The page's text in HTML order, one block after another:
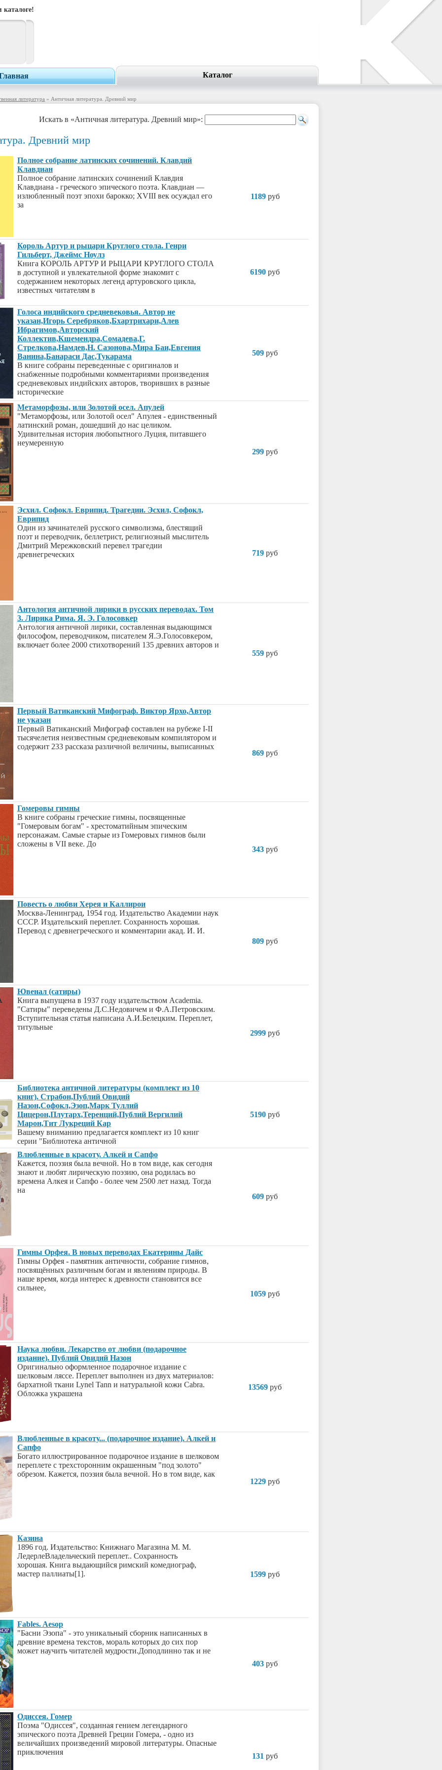
Каталог
литература » Античная литература. Древний мир
Искать в «Античная литература. Древний мир»:
Древний мир
Полное собрание латинских сочинений. Клавдий
Клавдиан
Полное собрание латинских сочинений Клавдия
Клавдиана - греческого эпического поэта. Клавдиан —
излюбленный поэт эпохи барокко; XVIII век осуждал его
за
1189руб
Король Артур и рыцари Круглого стола. Генри
Гильберт, Джеймс Ноулз
Книга КОРОЛЬ АРТУР И РЫЦАРИ КРУГЛОГО СТОЛА
в доступной и увлекательной форме знакомит с
содержанием некоторых легенд артуровского цикла,
известных читателям в
6190 руб
Голоса индийского средневековья. Автор не
указан,Игорь Серебряков,Бхартрихари,Алев
Ибрагимов,Авторский
Коллектив,Кшемендра,Сомадева,Г.
Стрелкова,Намдев,Н. Сазонова,Мира Баи,Евгения
Ванина,Банараси Дас,Тукарама
В книге собраны переведенные с оригиналов и
снабженные подробными комментариями произведения
средневековых индийских авторов, творивших в разные
исторические
509 руб
Метаморфозы, или Золотой осел. Апулей
"Метаморфозы, или Золотой осел" Апулея - единственный
латинский роман, дошедший до нас целиком.
Удивительная история любопытного Луция, питавшего
неумеренную
299 руб
Эсхил. Софокл. Еврипид. Трагедии. Эсхил, Софокл,
Еврипид
Один из зачинателей русского символизма, блестящий
поэт и переводчик, беллетрист, религиозный мыслитель
Дмитрий Мережковский перевел трагедии
древнегреческих
719 руб
Антология античной лирики в русских переводах. Том
3. Лирика Рима. Я. Э. Голосовкер
Антология античной лирики, составленная выдающимся
философом, переводчиком, писателем Я.Э.Голосовкером,
включает более 2000 стихотворений 135 древних авторов и
559 руб
Первый Ватиканский Мифограф. Виктор Ярхо,Автор
не указан
Первый Ватиканский Мифограф составлен на рубеже I-II
тысячелетия неизвестным средневековым компилятором и
содержит 233 рассказа различной величины, выписанных
869 руб
Гомеровы гимны
В книге собраны греческие гимны, посвященные
"Гомеровым богам" - хрестоматийным эпическим
персонажам. Самые старые из Гомеровых гимнов были
сложены в VII веке. До
343 руб
Повесть о любви Херея и Каллирои
Москва-Ленинград, 1954 год. Издательство Академии наук
СССР. Издательский переплет. Сохранность хорошая.
Перевод с древнегреческого и комментарии акад. И. И.
809 руб
Ювенал (сатиры)
Книга выпущена в 1937 году издательством Academia.
"Сатиры" переведены Д.С.Недовичем и Ф.А.Петровским.
Вступительная статья написана А.И.Белецким. Переплет,
титульные
2999 руб
Библиотека античной литературы (комплект из 10
книг). Страбон,Публий Овидий
Назон,Софокл,Эзоп,Марк Туллий
Цицерон,Плутарх,Теренций,Публий Вергилий
Марон,Тит Лукреций Кар
Вашему вниманию предлагается комплект из 10 книг
серии "Библиотека античной
5190 руб
Влюбленные в красоту. Алкей и Сапфо
Кажется, поэзия была вечной. Но в том виде, как сегодня
знают и любят лирическую поэзию, она родилась во
времена Алкея и Сапфо - более чем 2500 лет назад. Тогда
на
609 руб
Гимны Орфея. В новых переводах Екатерины Дайс
Гимны Орфея - памятник античности, собрание гимнов,
посвящённых различным богам и явлениям природы. В
наше время, когда интерес к древности становится все
сильнее,
1059 руб
Наука любви. Лекарство от любви (подарочное
издание). Публий Овидий Назон
Оригинально оформленное подарочное издание с
шелковым ляссе. Переплет выполнен из двух материалов:
бархатной ткани Lynel Tann и натуральной кожи Cabra.
Обложка украшена
13569 руб
Влюбленные в красоту... (подарочное издание). Алкей и
Сапфо
Богато иллюстрированное подарочное издание в шелковом
переплете с трехсторонним окрашенным "под золото"
обрезом. Кажется, поэзия была вечной. Но в том виде, как
1229 руб
Казина
1896 год. Издательство: Книжнаго Магазина М. М.
ЛедерлеВладельческий переплет.. Сохранность
хорошая. Книга выдающийся римский комедиограф,
мастер паллиаты[1].
1599 руб
Fables. Aesop
"Басни Эзопа" - это уникальный сборник написанных в
древние времена текстов, мораль которых до сих пор
может научить читателей мудрости.Доподлинно так и не
403 руб
Одиссея. Гомер
Поэма "Одиссея", созданная гением легендарного
эпического поэта Древней Греции Гомера, - одно из
величайших произведений мировой литературы. Опасные
приключения
131 руб